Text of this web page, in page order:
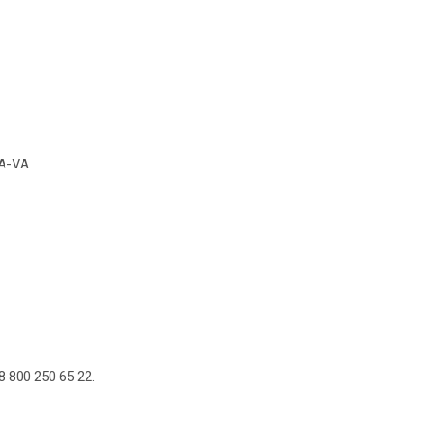
VA
800 250 65 22.